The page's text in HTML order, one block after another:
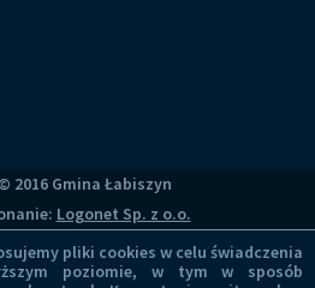
2016 Gmina Łabiszyn
Logonet Sp. z o.o.
pliki cookies w celu świadczenia
poziomie, w tym w sposób